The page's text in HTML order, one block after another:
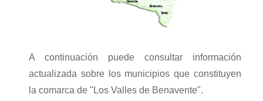
A continuación puede consultar información
actualizada sobre los municipios que constituyen
la comarca de "Los Valles de Benavente".